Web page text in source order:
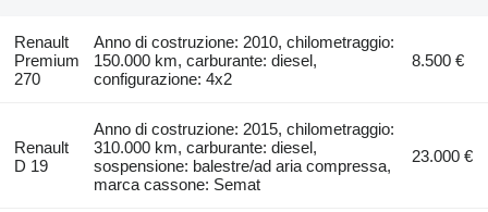
Renault
Premium
270
Anno di costruzione: 2010, chilometraggio:
150.000 km, carburante: diesel,
configurazione: 4x2
8.500 €
Renault
D 19
Anno di costruzione: 2015, chilometraggio:
310.000 km, carburante: diesel,
sospensione: balestre/ad aria compressa,
marca cassone: Semat
23.000 €